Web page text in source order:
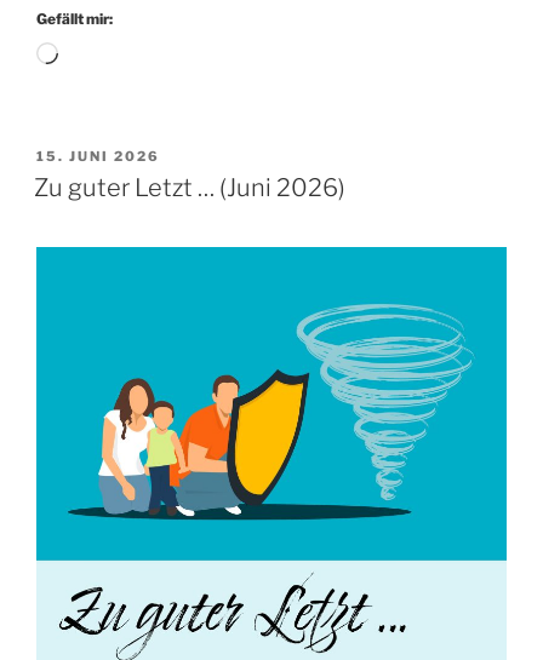
Gefällt mir:
Wird
VERÖFFENTLICHT
AM
15. JUNI 2026
Zu guter Letzt … (Juni 2026)